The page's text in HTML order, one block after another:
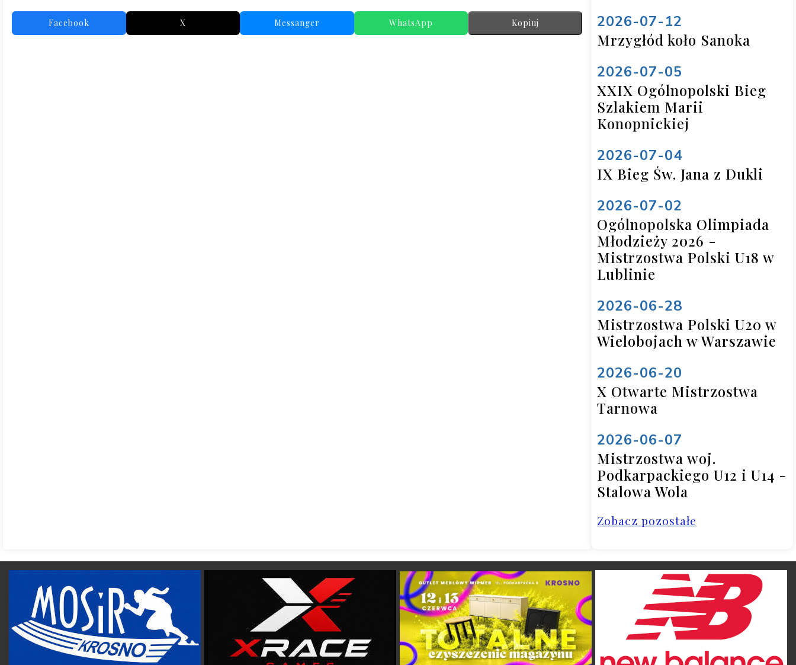
2026-07-12
Mrzygłód koło Sanoka
2026-07-05
XXIX Ogólnopolski Bieg
Szlakiem Marii
Konopnickiej
2026-07-04
IX Bieg Św. Jana z Dukli
2026-07-02
Ogólnopolska Olimpiada
Młodzieży 2026 -
Mistrzostwa Polski U18 w
Lublinie
2026-06-28
Mistrzostwa Polski U20 w
Wielobojach w Warszawie
2026-06-20
X Otwarte Mistrzostwa
Tarnowa
2026-06-07
Mistrzostwa woj.
Podkarpackiego U12 i U14 -
Stalowa Wola
Zobacz pozostałe
Facebook X Messanger WhatsApp Kopiuj